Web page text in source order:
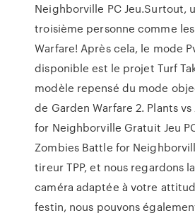
Neighborville PC Jeu.Surtout,
troisième personne comme
Warfare! Après cela, le mode
disponible est le projet Turf
modèle repensé du mode
de Garden Warfare 2. Plants
for Neighborville Gratuit Jeu
Zombies Battle for
tireur TPP, et nous regardons
caméra adaptée à votre
festin, nous pouvons